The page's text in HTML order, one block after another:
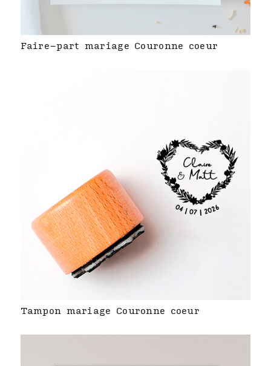
Faire-part mariage Couronne coeur
Tampon mariage Couronne coeur